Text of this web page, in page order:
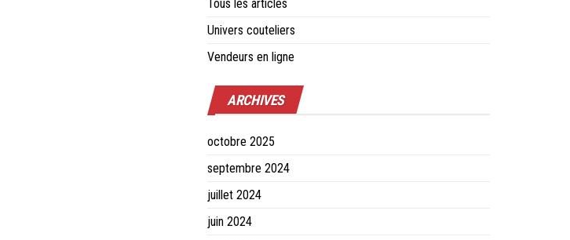
Tous les articles
Univers couteliers
Vendeurs en ligne
ARCHIVES
octobre 2025
septembre 2024
juillet 2024
juin 2024